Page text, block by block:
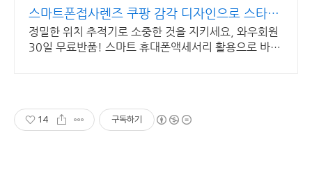
스마트폰접사렌즈 쿠팡 감각 디자인으로 스타일
UP
정밀한 위치 추적기로 소중한 것을 지키세요, 와우회원
30일 무료반품! 스마트 휴대폰액세서리 활용으로 바쁜
14 구독하기